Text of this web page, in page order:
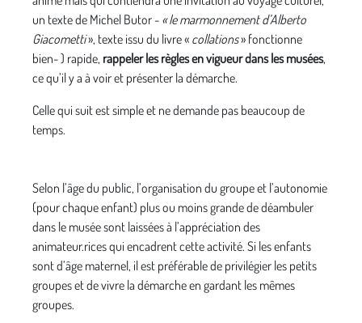
un texte de Michel Butor - « le marmonnement d’Alberto
Giacometti», texte issu du livre « collations» fonctionne
bien- ) rapide, rappeler les règles en vigueur dans les musées,
ce qu’il y a à voir et présenter la démarche.
Celle qui suit est simple et ne demande pas beaucoup de
temps.
Selon l’âge du public, l’organisation du groupe et l’autonomie
(pour chaque enfant) plus ou moins grande de déambuler
dans le musée sont laissées à l’appréciation des
animateur.rices qui encadrent cette activité. Si les enfants
sont d’âge maternel, il est préférable de privilégier les petits
groupes et de vivre la démarche en gardant les mêmes
groupes.